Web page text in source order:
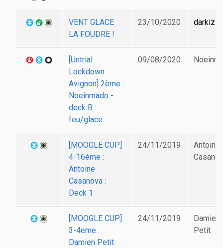
VENT GLACE
LA FOUDRE !
23/10/2020 darkiz
[Untrial
Lockdown
Avignon] 2ème :
Noeinmado -
deck B :
feu/glace
09/08/2020
[MOOGLE CUP]
4-16ème :
Antoine
Casanova :
Deck 1
24/11/2019
Antoine
[MOOGLE CUP]
3-4eme :
Damien Petit
24/11/2019
Damien
Petit